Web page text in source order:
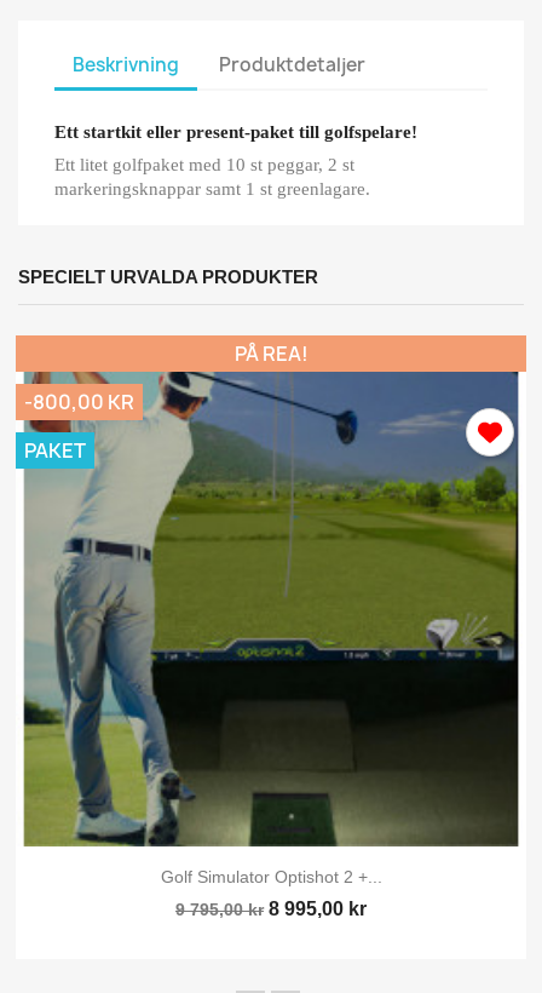
Beskrivning Produktdetaljer
Ett startkit eller present-paket till golfspelare!
Ett litet golfpaket med 10 st peggar, 2 st
markeringsknappar samt 1 st greenlagare.
SPECIELT URVALDA PRODUKTER
Golf Simulator Optishot 2 +...
9 795,00 kr 8 995,00 kr
PÅ REA!
-800,00 KR
PAKET